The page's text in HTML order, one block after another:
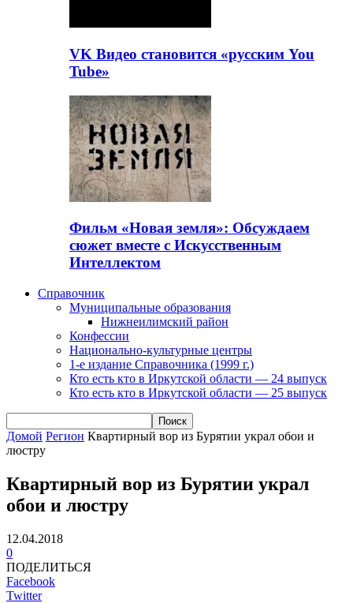
VK Видео становится «русским You
Tube»
Фильм «Новая земля»: Обсуждаем
сюжет вместе с Искусственным
Интеллектом
Справочник
Муниципальные образования
Нижнеилимский район
Конфессии
Национально-культурные центры
1-е издание Справочника (1999 г.)
Кто есть кто в Иркутской области — 24 выпуск
Кто есть кто в Иркутской области — 25 выпуск
Домой Регион Квартирный вор из Бурятии украл обои и
люстру
Квартирный вор из Бурятии украл
обои и люстру
12.04.2018
0
ПОДЕЛИТЬСЯ
Facebook
Twitter